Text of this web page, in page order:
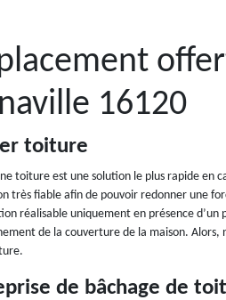
16120
toiture
toiture est une solution le plus rapide en
très fiable afin de pouvoir redonner une
réalisable uniquement en présence
de la couverture de la maison. Alors,
de bâchage de